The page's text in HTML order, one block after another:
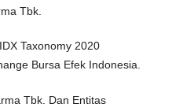
Tbk.
Taxonomy 2020
Bursa Efek Indonesia.
Tbk. Dan Entitas